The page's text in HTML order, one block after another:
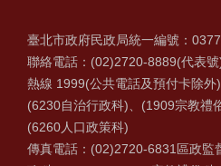
臺北市政府民政局統一編號：
聯絡電話：(02)2720-8889(代表
熱線 1999(公共電話及預付卡除外
(6230自治行政科)、(1909宗教禮
(6260人口政策科)
傳真電話：(02)2720-6831區政監